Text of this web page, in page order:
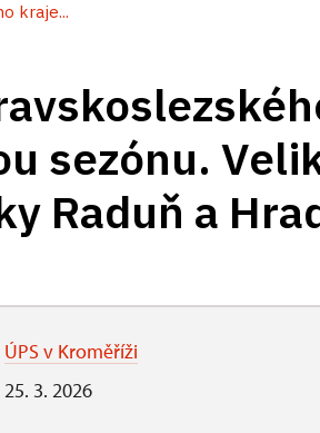
kraje...
sezónu.
Raduň a
ÚPS v Kroměříži
25. 3. 2026